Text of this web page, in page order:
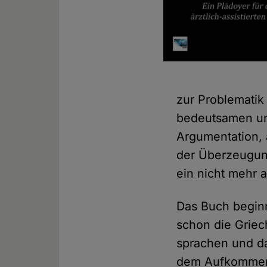
zur
bedeutsamen
Argumentation,
der
ein nicht mehr
Das Buch
schon die
sprachen und
dem